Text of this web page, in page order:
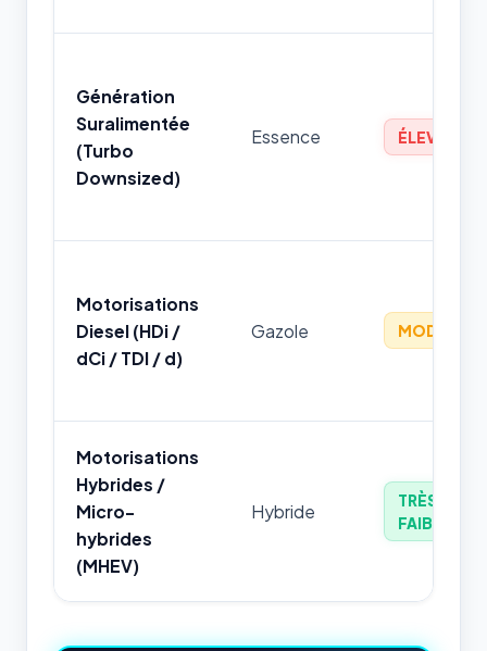
Génération
Suralimentée
(Turbo
Downsized)
Essence ÉLEVÉ
Motorisations
Diesel (HDi /
dCi / TDI / d)
Gazole MODÉRÉ
Motorisations
Hybrides /
Micro-
hybrides
(MHEV)
Hybride
TRÈS
FAIBLE